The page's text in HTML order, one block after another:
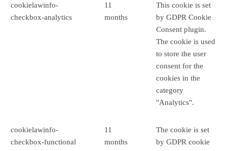
cookielawinfo-
checkbox-analytics
11
months
This cookie is set
by GDPR Cookie
Consent plugin.
The cookie is used
to store the user
consent for the
cookies in the
category
"Analytics".
cookielawinfo-
checkbox-functional
11
months
The cookie is set
by GDPR cookie